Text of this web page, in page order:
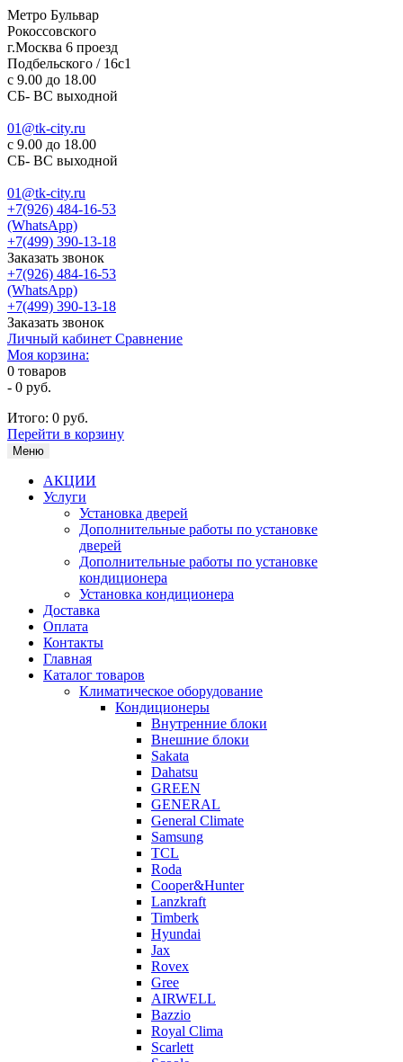
Метро Бульвар
Рокоссовского
г.Москва 6 проезд
Подбельского / 16с1
c 9.00 до 18.00
СБ- ВС выходной
01@tk-city.ru
c 9.00 до 18.00
СБ- ВС выходной
01@tk-city.ru
+7(926) 484-16-53
(WhatsApp)
+7(499) 390-13-18
Заказать звонок
+7(926) 484-16-53
(WhatsApp)
+7(499) 390-13-18
Заказать звонок
Личный кабинет Сравнение
Моя корзина:
0 товаров
- 0 руб.
Итого: 0 руб.
Перейти в корзину
Меню
АКЦИИ
Услуги
Установка дверей
Дополнительные работы по установке
дверей
Дополнительные работы по установке
кондиционера
Установка кондиционера
Доставка
Оплата
Контакты
Главная
Каталог товаров
Климатическое оборудование
Кондиционеры
Внутренние блоки
Внешние блоки
Sakata
Dahatsu
GREEN
GENERAL
General Climate
Samsung
TCL
Roda
Cooper&Hunter
Lanzkraft
Timberk
Hyundai
Jax
Rovex
Gree
AIRWELL
Bazzio
Royal Clima
Scarlett